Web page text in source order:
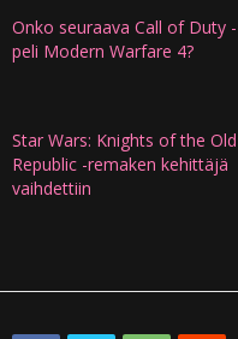
Onko seuraava Call of Duty -
peli Modern Warfare 4?
Star Wars: Knights of the Old
Republic -remaken kehittäjä
vaihdettiin